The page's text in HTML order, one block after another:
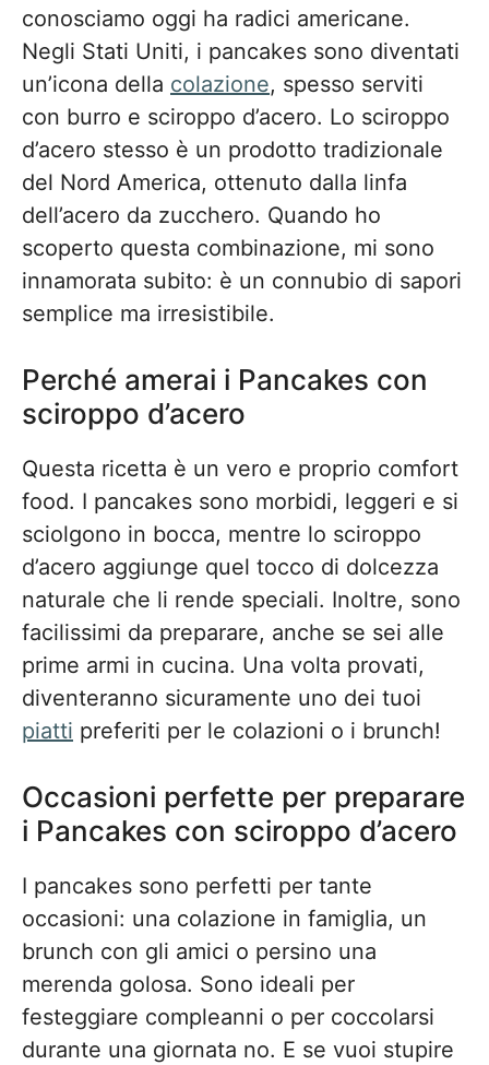
conosciamo oggi ha radici americane.
Negli Stati Uniti, i pancakes sono diventati
un’icona della colazione, spesso serviti
con burro e sciroppo d’acero. Lo sciroppo
d’acero stesso è un prodotto tradizionale
del Nord America, ottenuto dalla linfa
dell’acero da zucchero. Quando ho
scoperto questa combinazione, mi sono
innamorata subito: è un connubio di sapori
semplice ma irresistibile.
Perché amerai i Pancakes con
sciroppo d’acero
Questa ricetta è un vero e proprio comfort
food. I pancakes sono morbidi, leggeri e si
sciolgono in bocca, mentre lo sciroppo
d’acero aggiunge quel tocco di dolcezza
naturale che li rende speciali. Inoltre, sono
facilissimi da preparare, anche se sei alle
prime armi in cucina. Una volta provati,
diventeranno sicuramente uno dei tuoi
piatti preferiti per le colazioni o i brunch!
Occasioni perfette per preparare
i Pancakes con sciroppo d’acero
I pancakes sono perfetti per tante
occasioni: una colazione in famiglia, un
brunch con gli amici o persino una
merenda golosa. Sono ideali per
festeggiare compleanni o per coccolarsi
durante una giornata no. E se vuoi stupire